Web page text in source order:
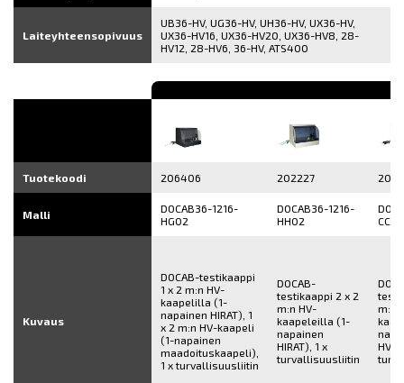
Laiteyhteensopivuus
UB36-HV, UG36-HV, UH36-HV, UX36-HV,
UX36-HV16, UX36-HV20, UX36-HV8, 28-
HV12, 28-HV6, 36-HV, ATS400
Tuotekoodi 206406 202227
Malli
DOCAB36-1216-
HG02
DOCAB36-1216-
HH02
CC02
Kuvaus
DOCAB-testikaappi
1 x 2 m:n HV-
kaapelilla (1-
napainen HIRAT), 1
x 2 m:n HV-kaapeli
(1-napainen
maadoituskaapeli),
1 x turvallisuusliitin
DOCAB-
testikaappi 2 x 2
m:n HV-
kaapeleilla (1-
napainen
HIRAT), 1 x
turvallisuusliitin
m:n